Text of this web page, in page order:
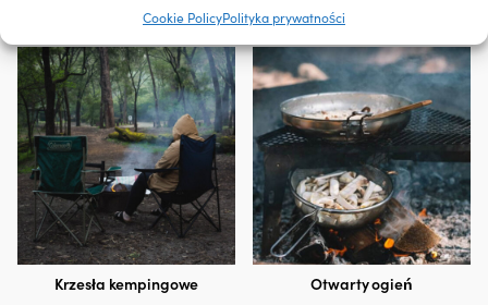
Cookie PolicyPolityka prywatności
Przenośne grille
Krzesła kempingowe Otwarty ogień